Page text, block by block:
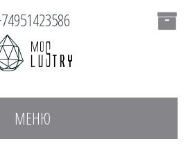
МЕНЮ